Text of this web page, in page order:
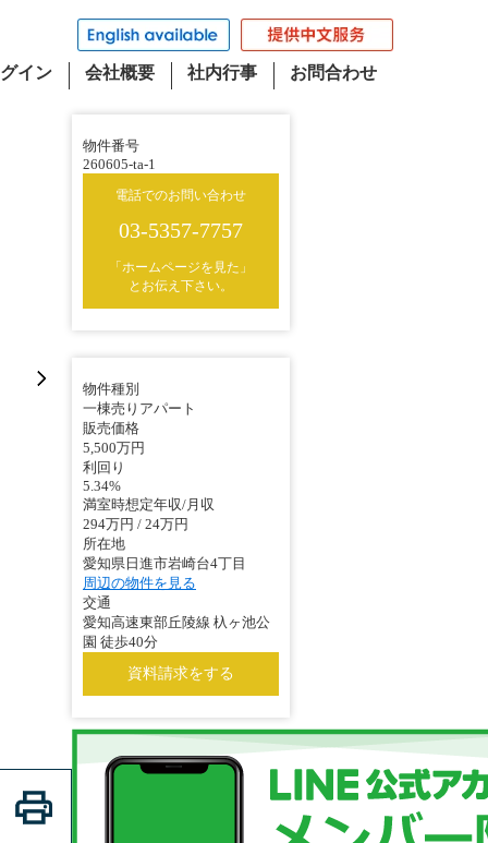
イン 会社概要 社内行事 お問合わせ
物件番号
260605-ta-1
電話でのお問い合わせ
03-5357-7757
「ホームページを見た」
とお伝え下さい。
物件種別
一棟売りアパート
販売価格
5,500万円
利回り
5.34%
満室時想定年収/月収
294万円 / 24万円
所在地
愛知県日進市岩崎台4丁目
周辺の物件を見る
交通
愛知高速東部丘陵線 杁ヶ池公
園 徒歩40分
資料請求をする